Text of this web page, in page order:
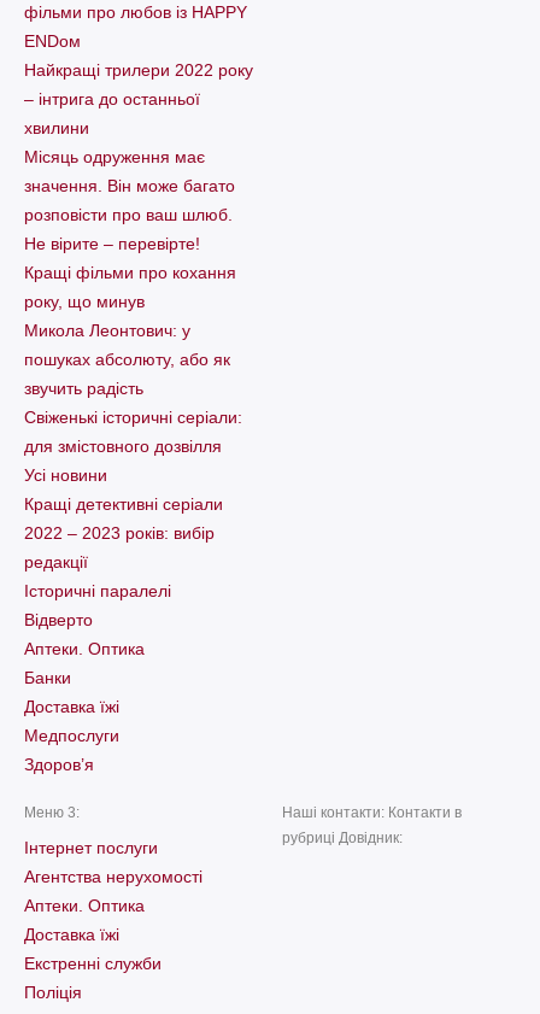
фільми про любов із HAPPY
ENDом
Найкращі трилери 2022 року
– інтрига до останньої
хвилини
Місяць одруження має
значення. Він може багато
розповісти про ваш шлюб.
Не вірите – перевірте!
Кращі фільми про кохання
року, що минув
Микола Леонтович: у
пошуках абсолюту, або як
звучить радість
Свіженькі історичні серіали:
для змістовного дозвілля
Усі новини
Кращі детективні серіали
2022 – 2023 років: вибір
редакції
Історичні паралелі
Відверто
Аптеки. Оптика
Банки
Доставка їжі
Медпослуги
Здоров’я
Меню 3:
Інтернет послуги
Агентства нерухомості
Аптеки. Оптика
Доставка їжі
Екстренні служби
Поліція
Наші контакти: Контакти в
рубриці Довідник: